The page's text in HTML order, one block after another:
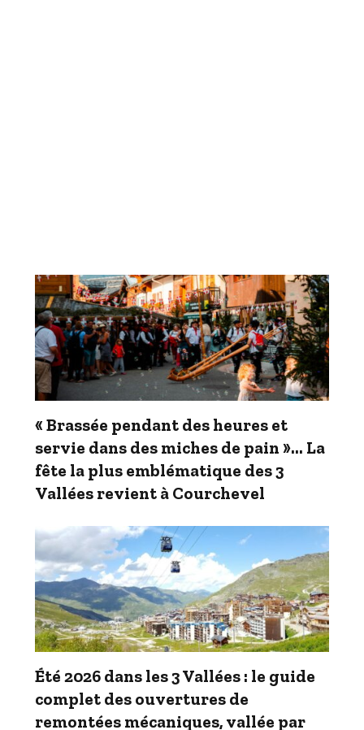
« Brassée pendant des heures et
servie dans des miches de pain »… La
fête la plus emblématique des 3
Vallées revient à Courchevel
Été 2026 dans les 3 Vallées : le guide
complet des ouvertures de
remontées mécaniques, vallée par